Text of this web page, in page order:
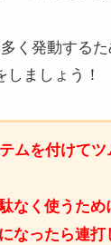
く発動する
ましょう！
ムを付けて
なく使うた
なったら連